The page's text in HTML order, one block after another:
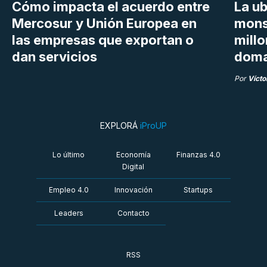
Cómo impacta el acuerdo entre
Mercosur y Unión Europea en
las empresas que exportan o
dan servicios
La
Por
EXPLORÁ iProUP
Lo último
Economía
Digital
Finanzas 4.0
Empleo 4.0 Innovación Startups
Leaders Contacto
RSS